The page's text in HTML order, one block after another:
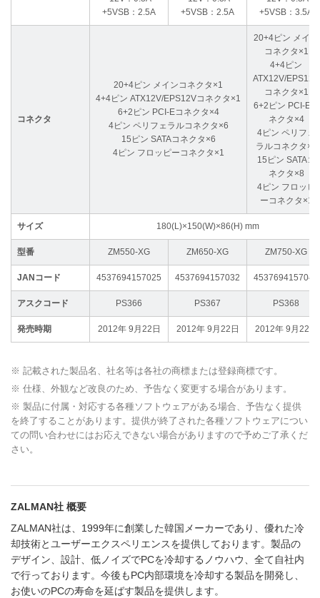
+5VSB：2.5A
+5VSB：2.5A
+5VSB：3.5A
コネクタ
20+4ピン メインコネクタ×1
4+4ピン ATX12V/EPS12Vコネクタ×1
6+2ピン PCI-Eコネクタ×4
4ピン ペリフェラルコネクタ×6
15ピン SATAコネクタ×6
4ピン フロッピーコネクタ×1
20+4ピン メイン
コネクタ×1
4+4ピン
ATX12V/EPS12V
コネクタ×1
6+2ピン PCI-Eコ
ネクタ×4
4ピン ペリフェ
ラルコネクタ×7
15ピン SATAコ
ネクタ×8
4ピン フロッピ
ーコネクタ×1
サイズ 180(L)×150(W)×86(H) mm
型番 ZM550-XG ZM650-XG ZM750-XG
JANコード 4537694157025 4537694157032 4537694157049
アスクコード PS366 PS367 PS368
発売時期 2012年 9月22日 2012年 9月22日 2012年 9月22日
※ 記載された製品名、社名等は各社の商標または登録商標です。
※ 仕様、外観など改良のため、予告なく変更する場合があります。
※ 製品に付属・対応する各種ソフトウェアがある場合、予告なく提供
を終了することがあります。提供が終了された各種ソフトウェアについ
ての問い合わせにはお応えできない場合がありますので予めご了承くだ
さい。
ZALMAN社 概要
ZALMAN社は、1999年に創業した韓国メーカーであり、優れた冷
却技術とユーザーエクスペリエンスを提供しております。製品の
デザイン、設計、低ノイズでPCを冷却するノウハウ、全て自社内
で行っております。今後もPC内部環境を冷却する製品を開発し、
お使いのPCの寿命を延ばす製品を提供します。